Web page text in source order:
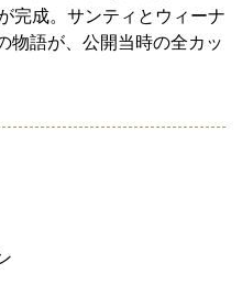
完成。サンティとウィーナ
物語が、公開当時の全カッ